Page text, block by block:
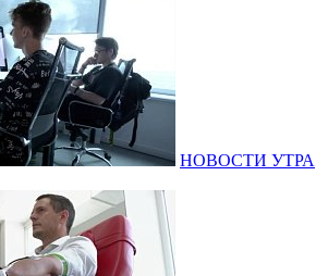
НОВОСТИ УТРА